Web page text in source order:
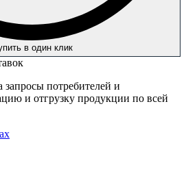
в один клик
потребителей и
и отгрузку продукции по всей